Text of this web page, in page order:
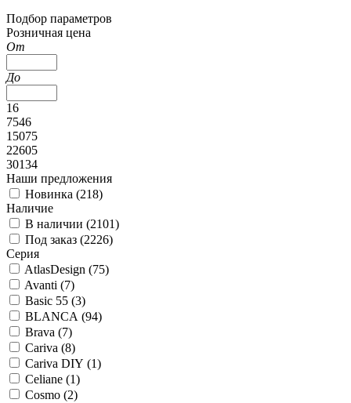
Подбор параметров
Розничная цена
От
До
16
7546
15075
22605
30134
Наши предложения
Новинка (218)
Наличие
В наличии (2101)
Под заказ (2226)
Серия
AtlasDesign (75)
Avanti (7)
Basic 55 (3)
BLANCA (94)
Brava (7)
Cariva (8)
Cariva DIY (1)
Celiane (1)
Cosmo (2)